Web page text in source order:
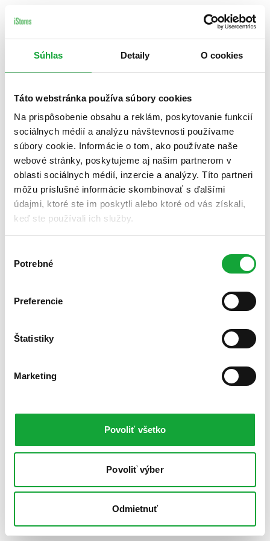
Súhlas Detaily O cookies
Táto webstránka používa súbory cookies
Na prispôsobenie obsahu a reklám, poskytovanie funkcií
sociálnych médií a analýzu návštevnosti používame
súbory cookie. Informácie o tom, ako používate naše
webové stránky, poskytujeme aj našim partnerom v
oblasti sociálnych médií, inzercie a analýzy. Títo partneri
môžu príslušné informácie skombinovať s ďalšími
údajmi, ktoré ste im poskytli alebo ktoré od vás získali,
keď ste používali ich služby.
súhlasu
Potrebné
Preferencie
Štatistiky
Marketing
Povoliť všetko
Povoliť výber
Odmietnuť